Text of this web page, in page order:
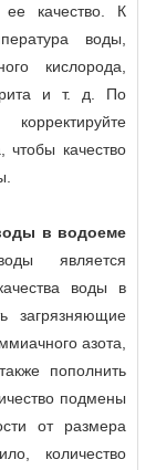
ее качество. К
воды,
кислорода,
и т. д. По
чтобы качество
в водоеме
является
воды в
загрязняющие
азота,
пополнить
подмены
от размера
количество